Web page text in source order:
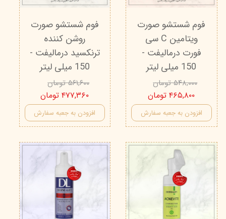
فوم شستشو صورت
ویتامین C سی
فورت درمالیفت -
150 میلی لیتر
۵۴۸,۰۰۰ تومان
۴۶۵,۸۰۰ تومان
افزودن به جعبه سفارش
فوم شستشو صورت
روشن کننده
ترنکسید درمالیفت -
150 میلی لیتر
۵۶۱,۶۰۰ تومان
۴۷۷,۳۶۰ تومان
افزودن به جعبه سفارش